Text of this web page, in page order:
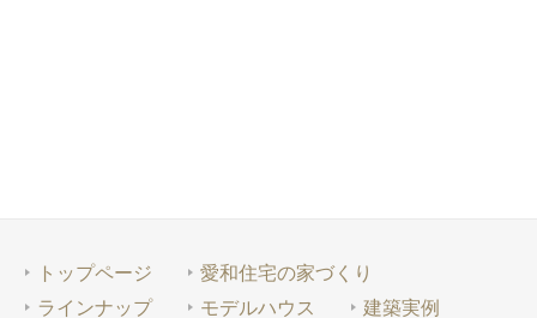
トップページ
愛和住宅の家づくり
ラインナップ
モデルハウス 建築実例